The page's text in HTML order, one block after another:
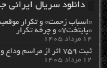
دانلود سریال
«اسباب زحمت» و تکرار
«پایتخت۷» و چرخه تکرار
۱۴ مرداد ۱۴۰۵
ثبت ۷۵۹ اثر از مراسم وداع و تشییع رهبر شهید انقلاب
۱۲ مرداد ۱۴۰۵